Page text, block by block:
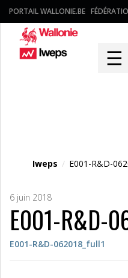
PORTAIL WALLONIE.BE
☰
Iweps / E001-R&D-
6 juin 2018
E001-R&D-
E001-R&D-062018_full1